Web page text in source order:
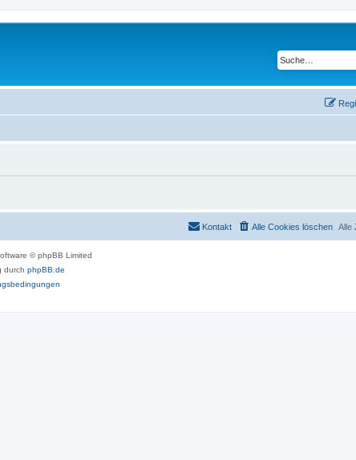
Alle
Alle Cookies löschen
Kontakt
© phpBB Limited
durch phpBB.de